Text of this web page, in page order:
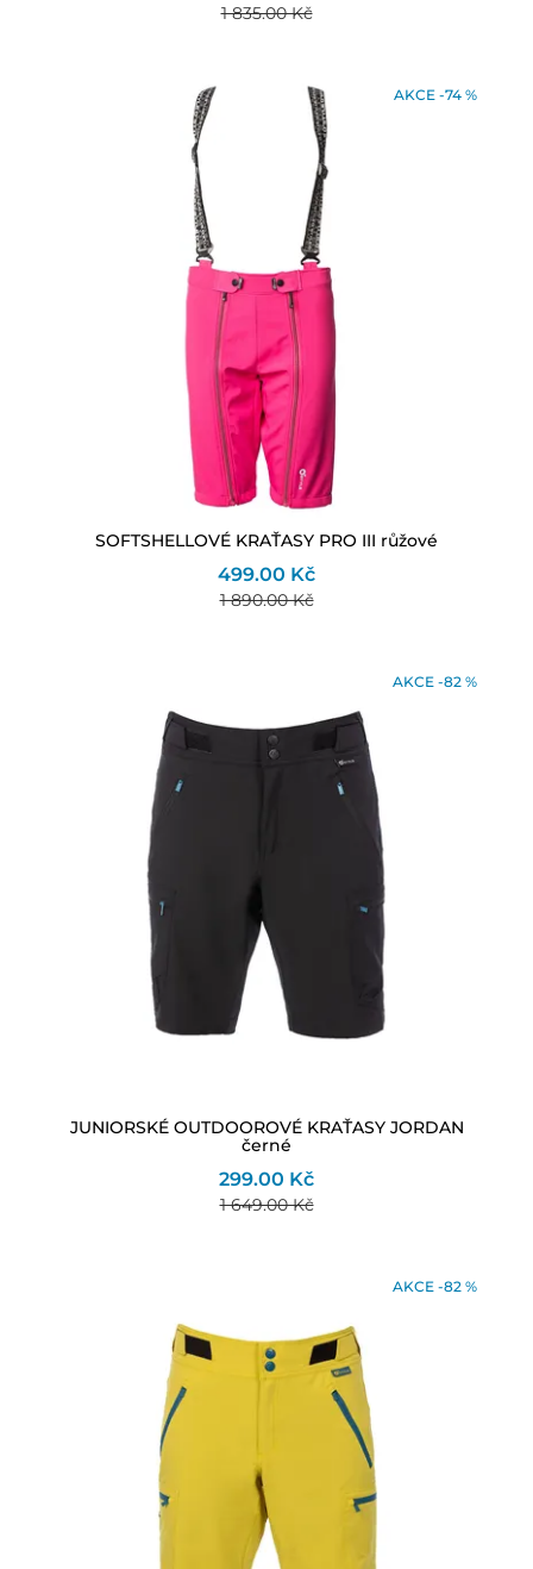
1 835.00 Kč
AKCE -74 %
SOFTSHELLOVÉ KRAŤASY PRO III růžové
499.00 Kč
1 890.00 Kč
AKCE -82 %
JUNIORSKÉ OUTDOOROVÉ KRAŤASY JORDAN
černé
299.00 Kč
1 649.00 Kč
AKCE -82 %